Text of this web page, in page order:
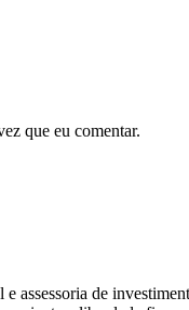
que eu comentar.
assessoria de